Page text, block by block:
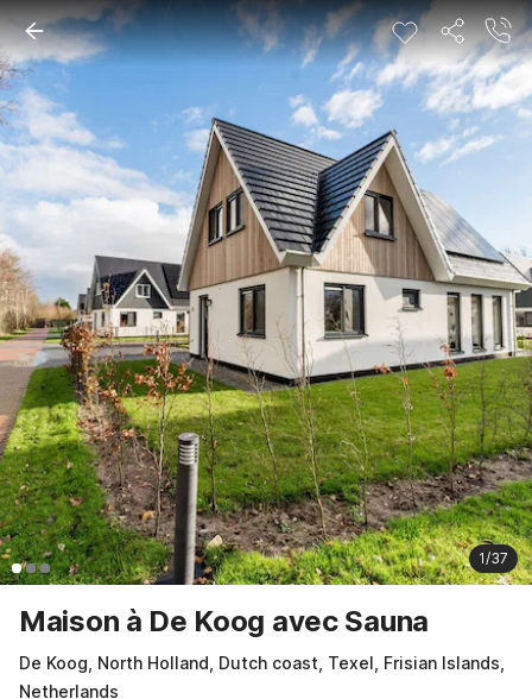
1/37
Maison à De Koog avec Sauna
De Koog, North Holland, Dutch coast, Texel, Frisian Islands,
Netherlands